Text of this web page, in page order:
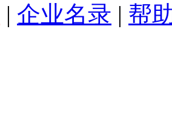
| 企业名录 | 帮